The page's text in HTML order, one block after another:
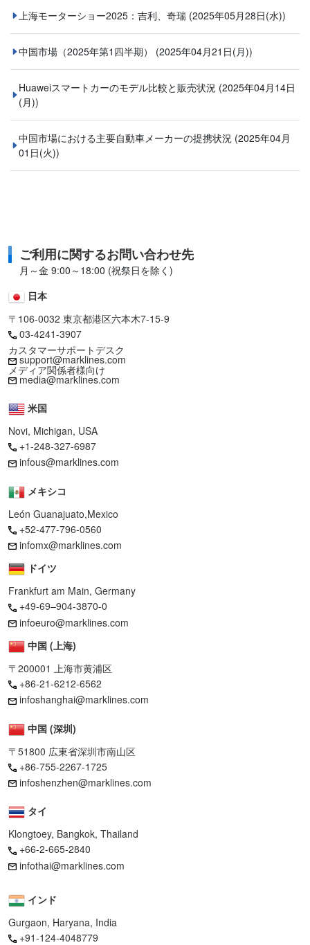
上海モーターショー2025：吉利、奇瑞 (2025年05月28日(水))
中国市場（2025年第1四半期） (2025年04月21日(月))
Huaweiスマートカーのモデル比較と販売状況 (2025年04月14日
(月))
中国市場における主要自動車メーカーの提携状況 (2025年04月
01日(火))
ご利用に関するお問い合わせ先
月～金 9:00～18:00 (祝祭日を除く)
日本
〒106-0032 東京都港区六本木7-15-9
03-4241-3907
カスタマーサポートデスク
support@marklines.com
メディア関係者様向け
media@marklines.com
米国
Novi, Michigan, USA
+1-248-327-6987
infous@marklines.com
メキシコ
León Guanajuato,Mexico
+52-477-796-0560
infomx@marklines.com
ドイツ
Frankfurt am Main, Germany
+49-69–904-3870-0
infoeuro@marklines.com
中国 (上海)
〒200001 上海市黄浦区
+86-21-6212-6562
infoshanghai@marklines.com
中国 (深圳)
〒51800 広東省深圳市南山区
+86-755-2267-1725
infoshenzhen@marklines.com
タイ
Klongtoey, Bangkok, Thailand
+66-2-665-2840
infothai@marklines.com
インド
Gurgaon, Haryana, India
+91-124-4048779